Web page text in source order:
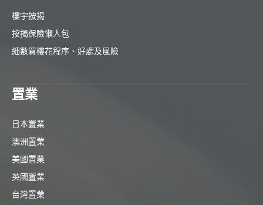
樓宇按揭
按揭保險懶人包
細數買樓花程序、好處及風險
置業
日本置業
澳洲置業
美國置業
英國置業
台灣置業